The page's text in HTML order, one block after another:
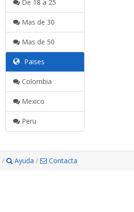
De 18 a 25
Mas de 30
Mas de 50
Paises
Colombia
Mexico
Peru
/ Ayuda / Contacta